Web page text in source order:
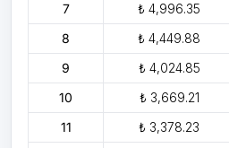
7
₺ 4,996.35
8
₺ 4,449.88
9
₺ 4,024.85
10
₺ 3,669.21
11
₺ 3,378.23